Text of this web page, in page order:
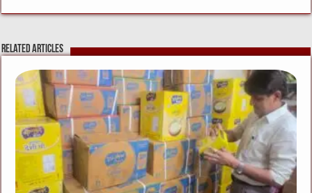
c
e
b
o
o
k
it
te
r
C
h
at
ai
l
ss
e
n
g
er
at
s
A
p
p
Related Articles